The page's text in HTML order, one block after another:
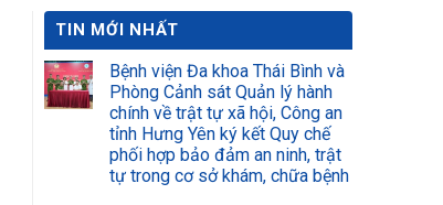
TIN MỚI NHẤT
Bệnh viện Đa khoa Thái Bình và
Phòng Cảnh sát Quản lý hành
chính về trật tự xã hội, Công an
tỉnh Hưng Yên ký kết Quy chế
phối hợp bảo đảm an ninh, trật
tự trong cơ sở khám, chữa bệnh